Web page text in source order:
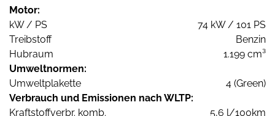
Motor:
kW / PS
74 kW / 101 PS
Treibstoff
Benzin
Hubraum
1.199 cm³
Umweltnormen:
Umweltplakette
4 (Green)
Verbrauch und Emissionen nach WLTP:
Kraftstoffverbr. komb.
5,6 l/100km